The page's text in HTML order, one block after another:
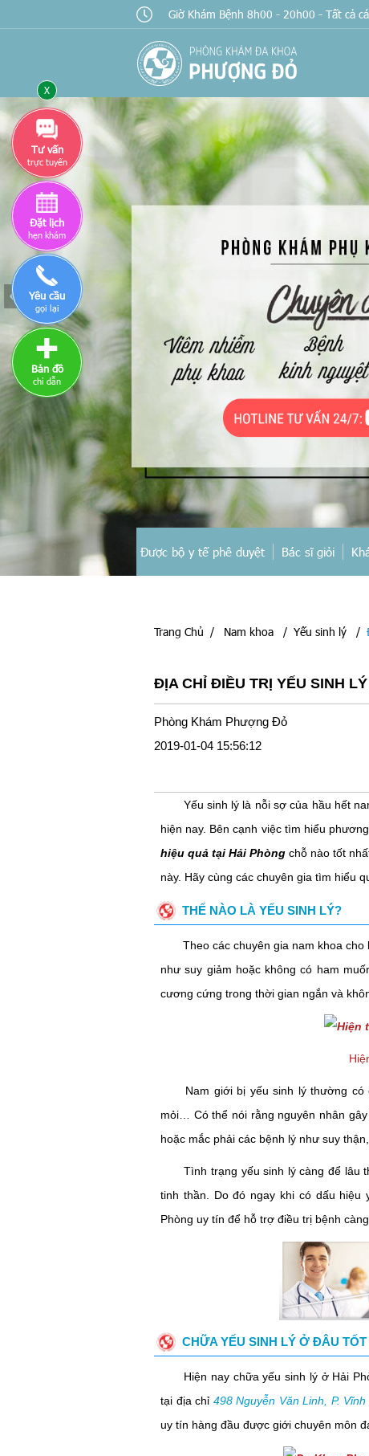
Giờ Khám Bệnh 8h00 - 20h00 - Tất cả
Được bộ y tế phê duyệt Bác sĩ giỏi
Trang Chủ / Nam khoa / Yếu sinh lý /
ĐỊA CHỈ ĐIỀU TRỊ YẾU SINH
Phòng Khám Phượng Đỏ
2019-01-04 15:56:12
Yếu sinh lý là nỗi sợ của hầu hết
hiện nay. Bên cạnh việc tìm hiểu
hiệu quả tại Hải Phòng chỗ nào tốt
này. Hãy cùng các chuyên gia tìm hiểu
THẾ NÀO LÀ YẾU SINH LÝ?
Theo các chuyên gia nam khoa cho
như suy giảm hoặc không có ham
cương cứng trong thời gian ngắn và
Nam giới bị yếu sinh lý thường có
mỏi… Có thể nói rằng nguyên nhân
hoặc mắc phải các bệnh lý như suy
Tình trạng yếu sinh lý càng để lâu
tinh thần. Do đó ngay khi có dấu
Phòng uy tín để hỗ trợ điều trị bệnh
CHỮA YẾU SINH LÝ Ở ĐÂU
Hiện nay chữa yếu sinh lý ở Hải
tại địa chỉ 498 Nguyễn Văn Linh, P.
uy tín hàng đầu được giới chuyên môn
Χ
Tư vấn
trực tuyến
Đặt lịch
hẹn khám
Yêu cầu
gọi lại
Bản đồ
chỉ dẫn